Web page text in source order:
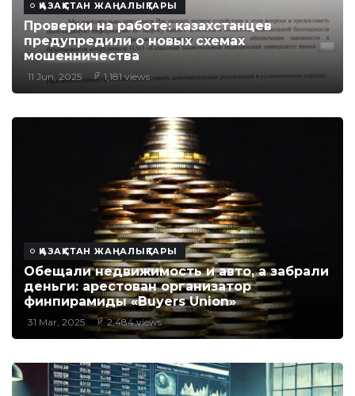
ҚАЗАҚСТАН ЖАҢАЛЫҚТАРЫ
Проверки на работе: казахстанцев
предупредили о новых схемах
мошенничества
11 Jun, 2025 1,181 views
ҚАЗАҚСТАН ЖАҢАЛЫҚТАРЫ
Обещали недвижимость и авто, а забрали
деньги: арестован организатор
финпирамиды «Buyers Union»
31 Mar, 2025 2,484 views